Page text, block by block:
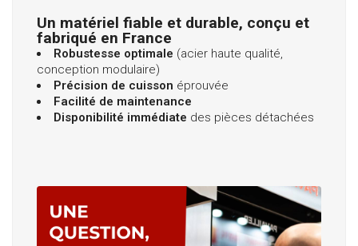
Un matériel fiable et durable, conçu et
fabriqué en France
Robustesse optimale (acier haute qualité,
conception modulaire)
Précision de cuisson éprouvée
Facilité de maintenance
Disponibilité immédiate des pièces détachées